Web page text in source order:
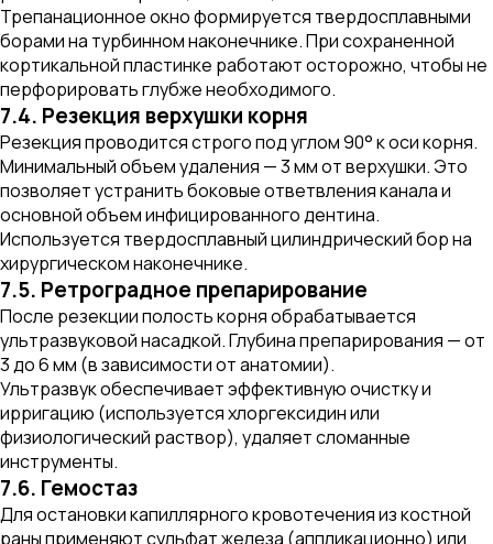
Трепанационное окно формируется твердосплавными
борами на турбинном наконечнике. При сохраненной
кортикальной пластинке работают осторожно, чтобы не
перфорировать глубже необходимого.
7.4. Резекция верхушки корня
Резекция проводится строго под углом 90° к оси корня.
Минимальный объем удаления — 3 мм от верхушки. Это
позволяет устранить боковые ответвления канала и
основной объем инфицированного дентина.
Используется твердосплавный цилиндрический бор на
хирургическом наконечнике.
7.5. Ретроградное препарирование
После резекции полость корня обрабатывается
ультразвуковой насадкой. Глубина препарирования — от
3 до 6 мм (в зависимости от анатомии).
Ультразвук обеспечивает эффективную очистку и
ирригацию (используется хлоргексидин или
физиологический раствор), удаляет сломанные
инструменты.
7.6. Гемостаз
Для остановки капиллярного кровотечения из костной
раны применяют сульфат железа (аппликационно) или